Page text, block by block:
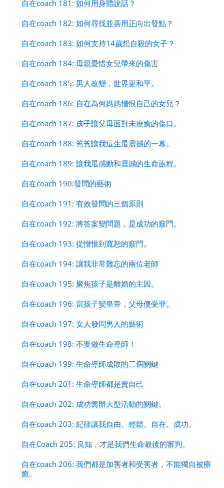
自在coach 181: 如何用身體說話？
自在coach 182: 如何尋找並善用正向出發點？
自在coach 183: 如何支持14歲想自殺的女子？
自在coach 184: 母親愛惜女兒帶來的傷害
自在coach 185: 男人改變，世界更和平。
自在coach 186: 自在為何媽媽憎恨自己的女兒？
自在coach 187: 孩子讓父母面對未療癒的傷口。
自在coach 188: 爸爸讓我這生最震撼的一幕。
自在coach 189: 讓我最感動和震撼的生命旅程。
自在coach 190:發問的藝術
自在coach 191: 有效發問的三個原則
自在coach 192: 將答案變問題，是成功的竅門。
自在coach 193: 從憎恨到寬恕的竅門。
自在coach 194: 讓我非常難忘的兩位老師
自在coach 195: 聚焦孩子是離婚的主因。
自在coach 196: 當孩子變皇帝，父母便受罪。
自在coach 197: 女人發問男人的藝術
自在coach 198: 不要做生命導師！
自在coach 199: 生命導師成敗的三個關鍵
自在coach 201: 生命導師都是賣自己
自在coach 202: 成功籌辦大型活動的關鍵。
自在coach 203: 紀律讓我自由、輕鬆、自在、成功。
自在Coach 205: 良知，才是我們生命最後的審判。
自在coach 206: 我們都是加害者和受害者，不能獨自被療
癒。